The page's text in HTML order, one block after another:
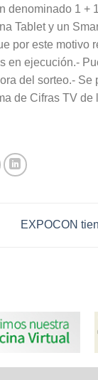
denominado 1 +
Tablet y un
por este motivo
en ejecución.-
del sorteo.- Se
de Cifras TV de
EXPOCON